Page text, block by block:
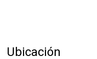
Ubicación